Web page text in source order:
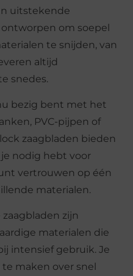
uitstekende
om soepel
te snijden, van
altijd
snedes.
bezig bent met het
PVC-pijpen of
zaagbladen bieden
nodig hebt voor
vertrouwen op één
materialen.
zijn
materialen die
intensief gebruik. Je
maken over snel